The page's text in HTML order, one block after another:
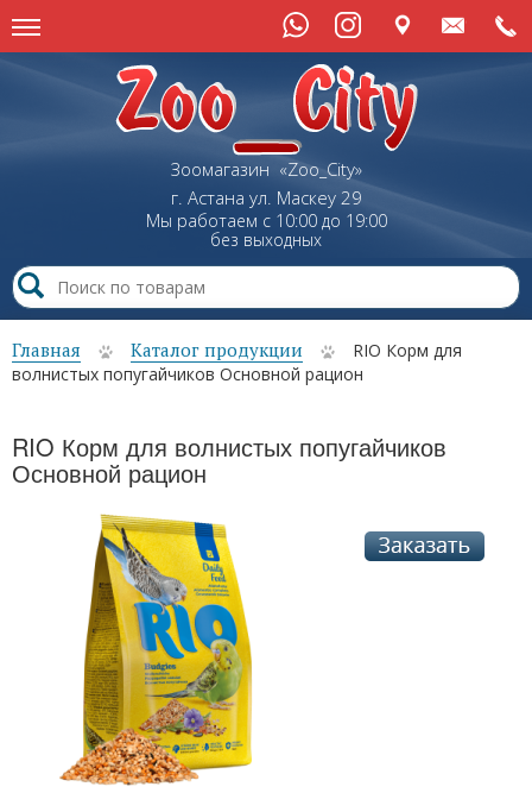
Зоомагазин «Zoo_City»
г. Астана ул. Маскеу29
Мы работаем с 10:00 до 19:00
без выходных
Главная Каталог продукции
RIO Корм для
волнистых попугайчиков Основной рацион
RIO Корм для волнистых попугайчиков
Основной рацион